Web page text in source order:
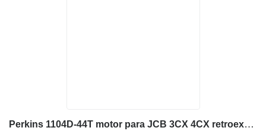
Perkins 1104D-44T motor para JCB 3CX 4CX retroexcavadora